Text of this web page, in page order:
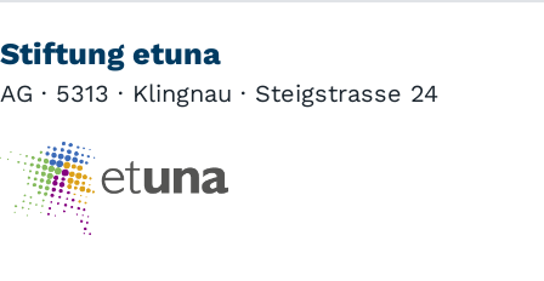
Stiftung etuna
AG · 5313 · Klingnau · Steigstrasse 24